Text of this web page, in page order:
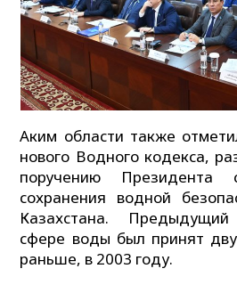
Аким области также
нового Водного кодекса,
поручению
сохранения водной
Казахстана.
сфере воды был принят
раньше, в 2003 году.